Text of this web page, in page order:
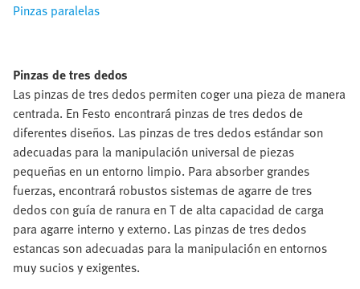
Pinzas paralelas
Pinzas de tres dedos
Las pinzas de tres dedos permiten coger una pieza de manera
centrada. En Festo encontrará pinzas de tres dedos de
diferentes diseños. Las pinzas de tres dedos estándar son
adecuadas para la manipulación universal de piezas
pequeñas en un entorno limpio. Para absorber grandes
fuerzas, encontrará robustos sistemas de agarre de tres
dedos con guía de ranura en T de alta capacidad de carga
para agarre interno y externo. Las pinzas de tres dedos
estancas son adecuadas para la manipulación en entornos
muy sucios y exigentes.